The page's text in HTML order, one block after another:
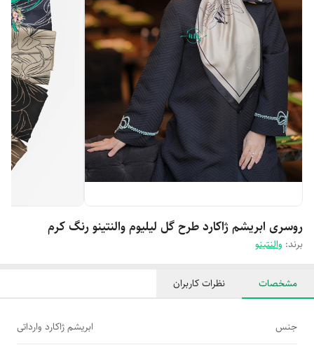
روسری ابریشم ژاکارد طرح گل لیلیوم والنتینو رنگ کرم
برند: والنتینو
مشخصات نظرات کاربران
جنس ابریشم ژاکارد وارداتی